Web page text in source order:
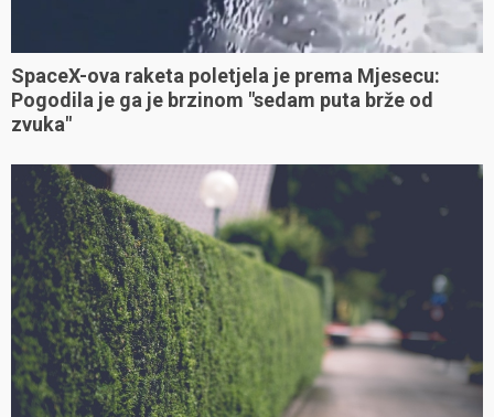
SpaceX-ova raketa poletjela je prema Mjesecu:
Pogodila je ga je brzinom "sedam puta brže od
zvuka"